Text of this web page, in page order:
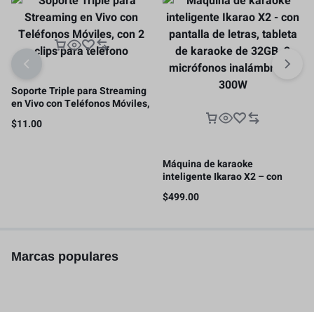
Soporte Triple para Streaming
en Vivo con Teléfonos Móviles,
con 2 clips para teléfono
$11.00
Máquina de karaoke
inteligente Ikarao X2 – con
pantalla de letras, tableta de
karaoke de 32GB, 2 micrófonos
$499.00
Marcas populares